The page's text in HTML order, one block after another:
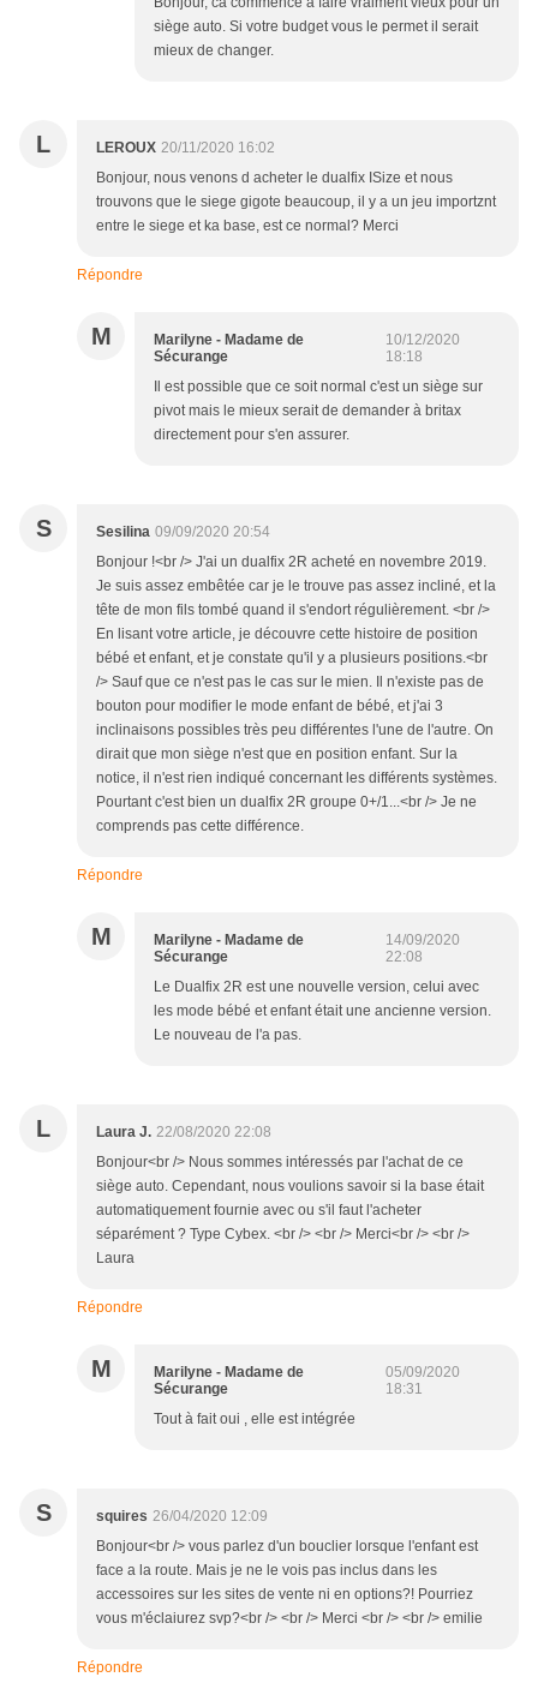
siège auto. Si votre budget vous le permet il serait
mieux de changer.
L LEROUX 20/11/2020 16:02
Bonjour, nous venons d acheter le dualfix ISize et nous
trouvons que le siege gigote beaucoup, il y a un jeu importznt
entre le siege et ka base, est ce normal? Merci
Répondre
M
Marilyne - Madame de
Sécurange
10/12/2020
18:18
Il est possible que ce soit normal c'est un siège sur
pivot mais le mieux serait de demander à britax
directement pour s'en assurer.
S Sesilina 09/09/2020 20:54
Bonjour !<br /> J'ai un dualfix 2R acheté en novembre 2019.
Je suis assez embêtée car je le trouve pas assez incliné, et la
tête de mon fils tombé quand il s'endort régulièrement. <br />
En lisant votre article, je découvre cette histoire de position
bébé et enfant, et je constate qu'il y a plusieurs positions.<br
/> Sauf que ce n'est pas le cas sur le mien. Il n'existe pas de
bouton pour modifier le mode enfant de bébé, et j'ai 3
inclinaisons possibles très peu différentes l'une de l'autre. On
dirait que mon siège n'est que en position enfant. Sur la
notice, il n'est rien indiqué concernant les différents systèmes.
Pourtant c'est bien un dualfix 2R groupe 0+/1...<br /> Je ne
comprends pas cette différence.
Répondre
M
Marilyne - Madame de
Sécurange
14/09/2020
22:08
Le Dualfix 2R est une nouvelle version, celui avec
les mode bébé et enfant était une ancienne version.
Le nouveau de l'a pas.
L Laura J. 22/08/2020 22:08
Bonjour<br /> Nous sommes intéressés par l'achat de ce
siège auto. Cependant, nous voulions savoir si la base était
automatiquement fournie avec ou s'il faut l'acheter
séparément ? Type Cybex. <br /> <br /> Merci<br /> <br />
Laura
Répondre
M
Marilyne - Madame de
Sécurange
05/09/2020
18:31
Tout à fait oui , elle est intégrée
S squires 26/04/2020 12:09
Bonjour<br /> vous parlez d'un bouclier lorsque l'enfant est
face a la route. Mais je ne le vois pas inclus dans les
accessoires sur les sites de vente ni en options?! Pourriez
vous m'éclaiurez svp?<br /> <br /> Merci <br /> <br /> emilie
Répondre